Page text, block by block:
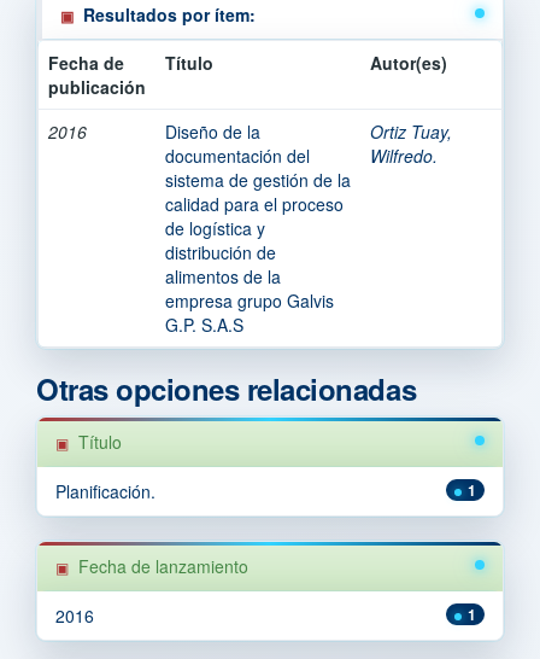
Resultados por ítem:
Fecha de
publicación
Título Autor(es)
2016
Diseño de la
documentación del
sistema de gestión de la
calidad para el proceso
de logística y
distribución de
alimentos de la
empresa grupo Galvis
G.P. S.A.S
Ortiz Tuay,
Wilfredo.
Otras opciones relacionadas
Título
1
Planificación.
Fecha de lanzamiento
1
2016